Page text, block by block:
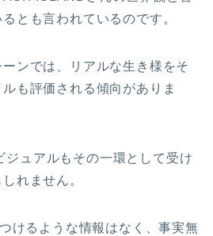
とも言われているのです。
ンでは、リアルな生き様をそ
も評価される傾向がありま
ュアルもその一環として受け
れません。
けるような情報はなく、事実無